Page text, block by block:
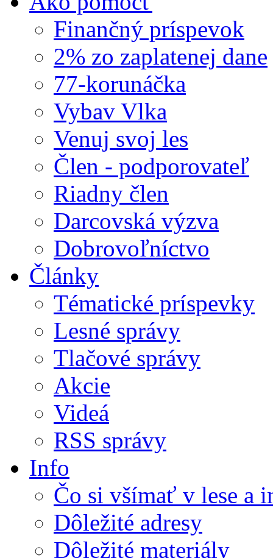
Finančný príspevok
2% zo zaplatenej dane
77-korunáčka
Vybav Vlka
Venuj svoj les
Člen - podporovateľ
Riadny člen
Darcovská výzva
Dobrovoľníctvo
Články
Tématické príspevky
Lesné správy
Tlačové správy
Akcie
Videá
RSS správy
Info
Čo si všímať v lese a
Dôležité adresy
Dôležité materiály